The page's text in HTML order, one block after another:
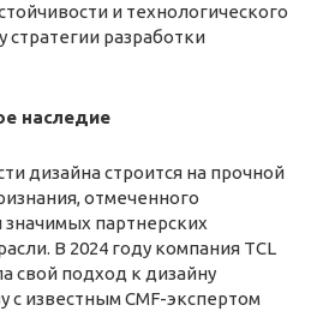
и технологического
стратегии разработки
наследие
дизайна строится на прочной
отмеченного
значимых партнерских
В 2024 году компания TCL
свой подход к дизайну
с известным CMF-экспертом